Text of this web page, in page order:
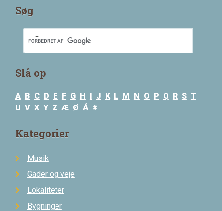
Søg
Slå op
A B C D E F G H I J K L M N O P Q R S T
U V X Y Z Æ Ø Å #
Kategorier
Musik
Gader og veje
Lokaliteter
Bygninger